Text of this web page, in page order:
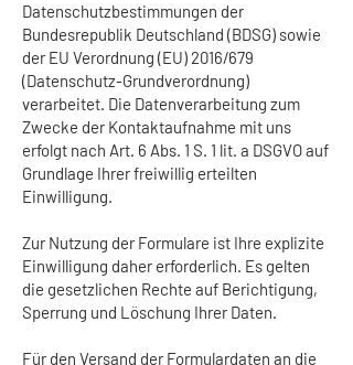
Datenschutzbestimmungen der
Bundesrepublik Deutschland (BDSG) sowie
der EU Verordnung (EU) 2016/679
(Datenschutz-Grundverordnung)
verarbeitet. Die Datenverarbeitung zum
Zwecke der Kontaktaufnahme mit uns
erfolgt nach Art. 6 Abs. 1 S. 1 lit. a DSGVO auf
Grundlage Ihrer freiwillig erteilten
Einwilligung.
Zur Nutzung der Formulare ist Ihre explizite
Einwilligung daher erforderlich. Es gelten
die gesetzlichen Rechte auf Berichtigung,
Sperrung und Löschung Ihrer Daten.
Für den Versand der Formulardaten an die